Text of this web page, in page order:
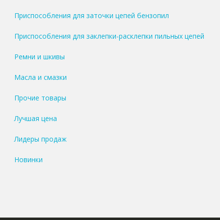
Приспособления для заточки цепей бензопил
Приспособления для заклепки-расклепки пильных цепей
Ремни и шкивы
Масла и смазки
Прочие товары
Лучшая цена
Лидеры продаж
Новинки